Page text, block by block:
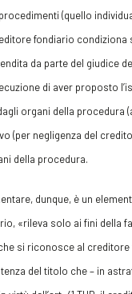
(quello
fondiario condiziona
da parte del giudice
di aver proposto
organi della
(per negligenza del
della procedura.
dunque, è un
«rileva solo ai fini della
si riconosce al
del titolo che – in